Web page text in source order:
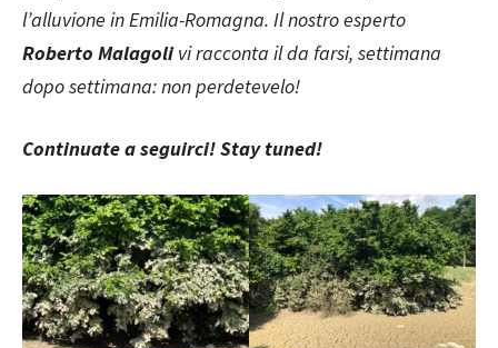
l’alluvione in Emilia-Romagna. Il nostro esperto
Roberto Malagolivi racconta il da farsi, settimana
dopo settimana: non perdetevelo!
Continuate a seguirci! Stay tuned!